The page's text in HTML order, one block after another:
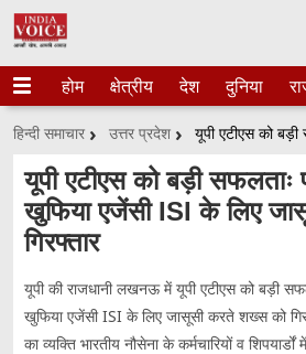
होम क्षेत्रीय देश दुनिया
हिन्दी समाचार उत्तर प्रदेश
यूपी एटीएस को बड़ी सफलताः
खुफिया एजेंसी ISI के लिए
गिरफ्तार
यूपी की राजधानी लखनऊ में यूपी एटीएस को बड़ी
खुफिया एजेंसी ISI के लिए जासूसी करते शख्स को
का व्यक्ति भारतीय नौसेना के कर्मचारियों व